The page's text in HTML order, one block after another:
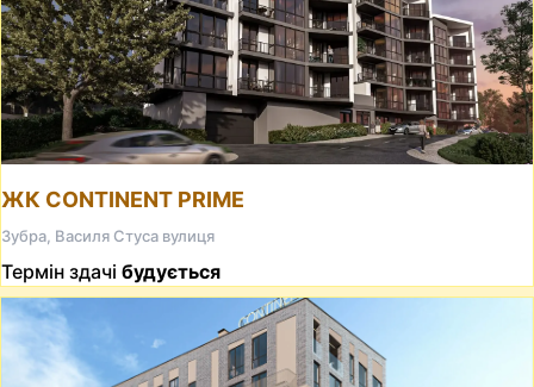
ЖК CONTINENT PRIME
Зубра, Василя Стуса вулиця
Термін здачі будується